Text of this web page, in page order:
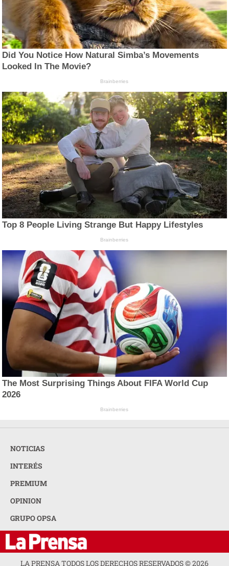
Did You Notice How Natural Simba’s Movements
Looked In The Movie?
Brainberries
Top 8 People Living Strange But Happy Lifestyles
Brainberries
The Most Surprising Things About FIFA World Cup
2026
Brainberries
NOTICIAS
INTERÉS
PREMIUM
OPINION
GRUPO OPSA
LA PRENSA TODOS LOS DERECHOS RESERVADOS ©2026